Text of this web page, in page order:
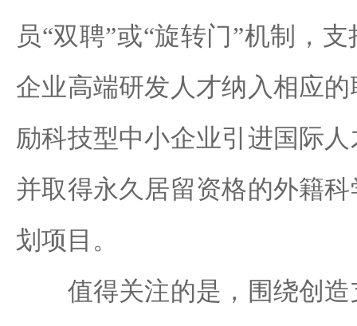
员“双聘”或“旋转门”机制，
企业高端研发人才纳入相应
励科技型中小企业引进国际
并取得永久居留资格的外籍
划项目。
值得关注的是，围绕创造